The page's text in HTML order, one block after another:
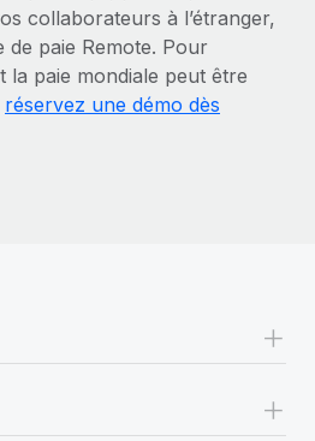
collaborateurs à l’étranger,
de paie Remote. Pour
paie mondiale peut être
réservez une démo dès
+
+